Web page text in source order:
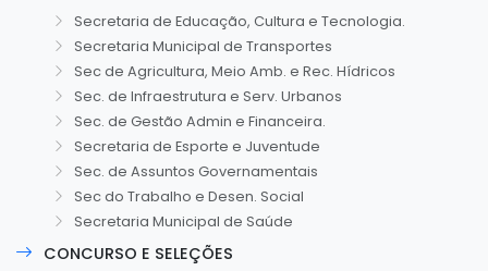
Secretaria de Educação, Cultura e Tecnologia.
Secretaria Municipal de Transportes
Sec de Agricultura, Meio Amb. e Rec. Hídricos
Sec. de Infraestrutura e Serv. Urbanos
Sec. de Gestão Admin e Financeira.
Secretaria de Esporte e Juventude
Sec. de Assuntos Governamentais
Sec do Trabalho e Desen. Social
Secretaria Municipal de Saúde
CONCURSO E SELEÇÕES